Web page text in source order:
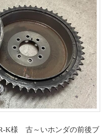
K様 古～いホンダの前後ブ